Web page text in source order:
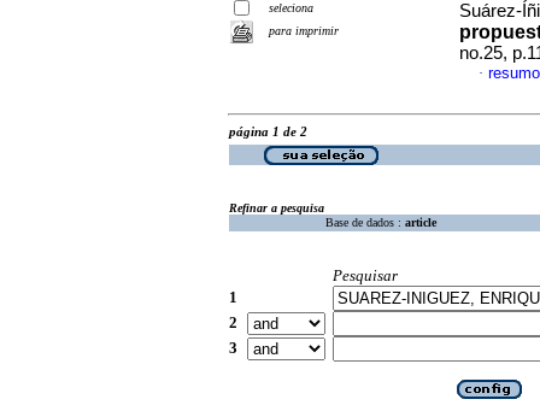
seleciona
para imprimir
Suárez-
no.25,
·
página 1 de 2
Refinar a pesquisa
Base de dados : article
Pesquisar
1
2
3